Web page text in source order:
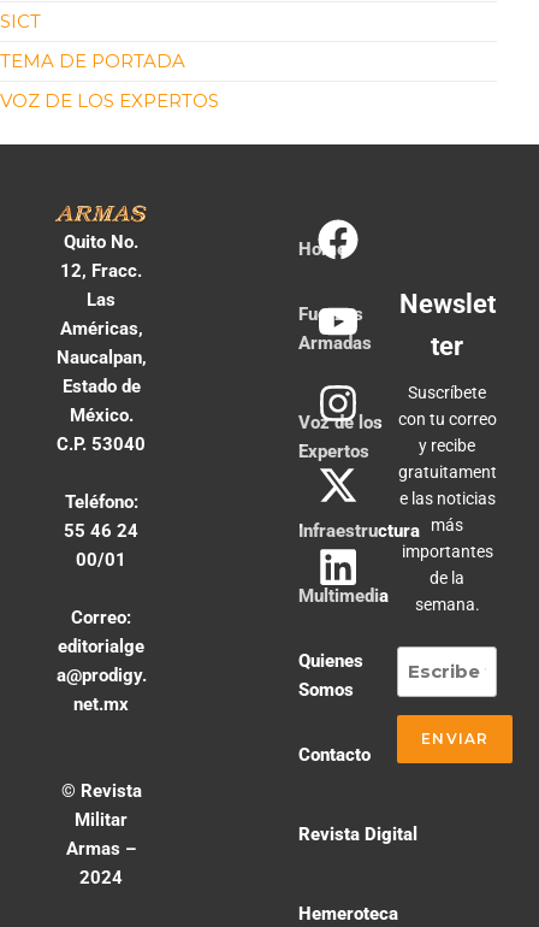
SICT
TEMA DE PORTADA
VOZ DE LOS EXPERTOS
Quito No.
12, Fracc.
Las
Américas,
Naucalpan,
Estado de
México.
C.P. 53040
Teléfono:
55 46 24
00/01
Correo:
editorialge
a@prodigy.
net.mx
© Revista
Militar
Armas –
2024
Home
Fuerzas
Armadas
Voz de los
Expertos
Infraestructura
Multimedia
Quienes
Somos
Contacto
Revista Digital
Hemeroteca
Newslet
ter
Suscríbete
con tu correo
y recibe
gratuitament
e las noticias
más
importantes
de la
semana.